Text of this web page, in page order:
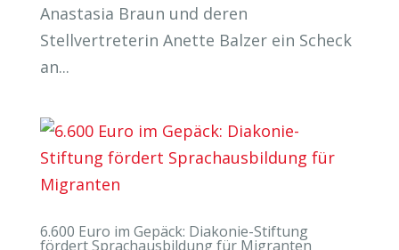
Anastasia Braun und deren
Stellvertreterin Anette Balzer ein Scheck
an...
6.600 Euro im Gepäck: Diakonie-Stiftung
fördert Sprachausbildung für Migranten